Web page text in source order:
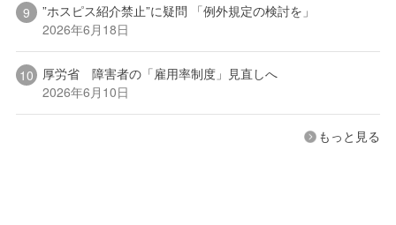
”ホスピス紹介禁止”に疑問 「例外規定の検討を」
2026年6月18日
厚労省 障害者の「雇用率制度」見直しへ
2026年6月10日
もっと見る